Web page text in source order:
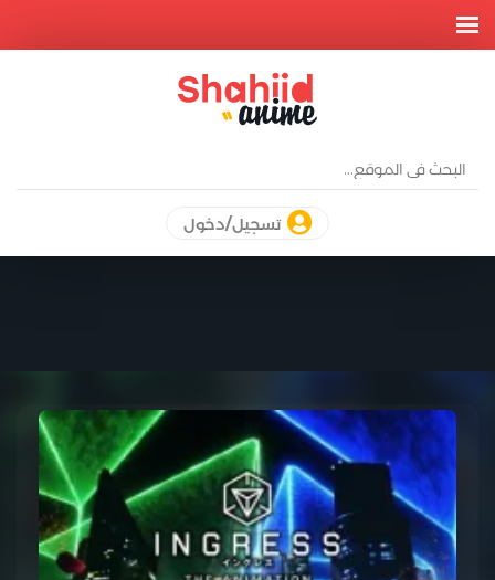
تسجيل/دخول